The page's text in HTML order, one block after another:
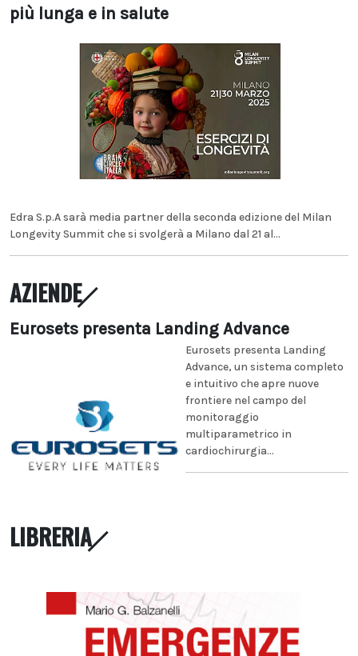
più lunga e in salute
Edra S.p.A sarà media partner della seconda edizione del Milan
Longevity Summit che si svolgerà a Milano dal 21 al...
AZIENDE
Eurosets presenta Landing Advance
Eurosets presenta Landing
Advance, un sistema completo
e intuitivo che apre nuove
frontiere nel campo del
monitoraggio
multiparametrico in
cardiochirurgia...
LIBRERIA